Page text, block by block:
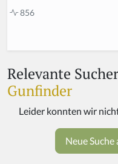
856
Relevante
Gunfinder